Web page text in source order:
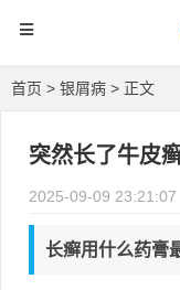
首页 > 银屑病 > 正文
突然长了牛皮
2025-09-09 23:21:07
长癣用什么药膏